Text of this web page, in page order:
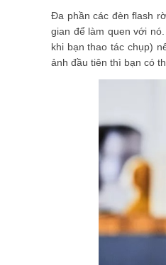
Đa phần các đèn flash
gian để làm quen với
khi bạn thao tác chụp)
ảnh đầu tiên thì bạn có